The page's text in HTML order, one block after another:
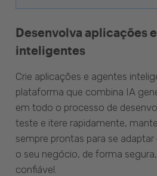
Desenvolva aplicações
inteligentes
Crie aplicações e agentes
plataforma que combina IA
em todo o processo de
teste e itere rapidamente,
sempre prontas para se
o seu negócio, de forma
confiável.